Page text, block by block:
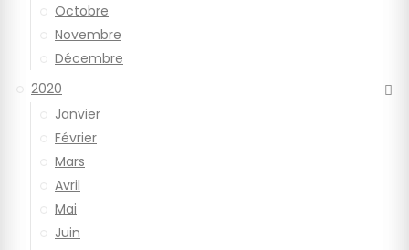
Octobre
Novembre
Décembre
2020
Janvier
Février
Mars
Avril
Mai
Juin